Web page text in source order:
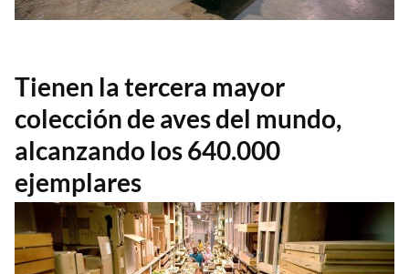
Tienen la tercera mayor
colección de aves del mundo,
alcanzando los 640.000
ejemplares